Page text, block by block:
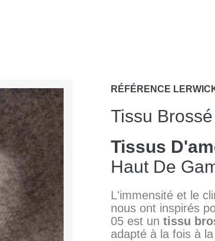
RÉFÉRENCE
Tissu
Tissus
Haut De
L'immensité et le
nous ont inspirés
05 est un tissu
adapté à la fois à la